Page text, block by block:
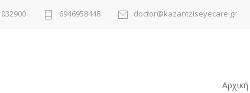
6946958448 doctor@kazantziseyecare.gr
Αρχική